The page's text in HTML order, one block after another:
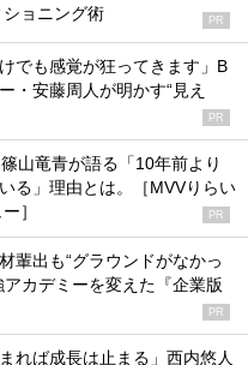
ショニング術 PR
でも感覚が狂ってきます」B
・安藤周人が明かす“見え
PR
山竜青が語る「10年前より
る」理由とは。［MVVりらい
］
PR
輩出も“グラウンドがなかっ
カデミーを変えた『企業版
PR
れば成長は止まる」西内悠人